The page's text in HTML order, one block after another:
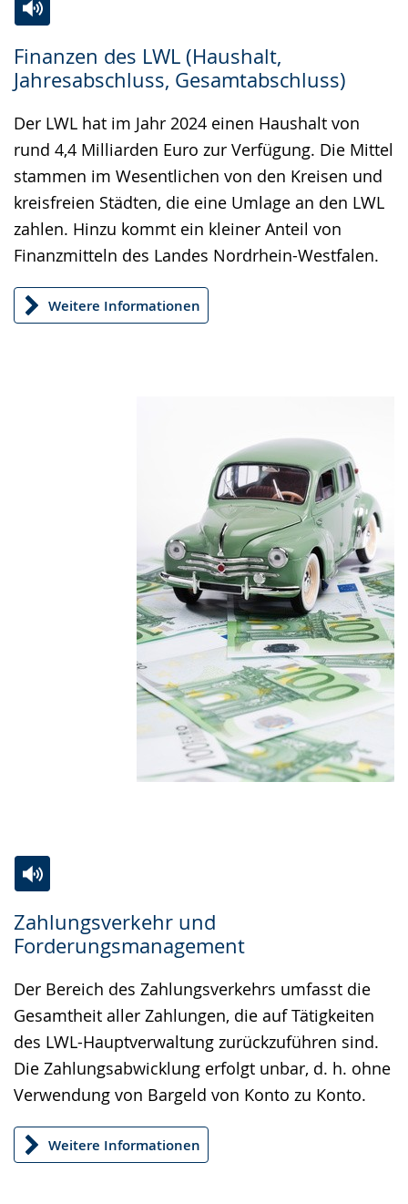
Finanzen des LWL (Haushalt,
Jahresabschluss, Gesamtabschluss)
Leichten
Sprache
wechseln.
Audio-
Unterstützung.
Video
in
Deutscher
Gebärdensprache
wird
angezeigt.
Der LWL hat im Jahr 2024 einen Haushalt von
rund 4,4 Milliarden Euro zur Verfügung. Die Mittel
stammen im Wesentlichen von den Kreisen und
kreisfreien Städten, die eine Umlage an den LWL
zahlen. Hinzu kommt ein kleiner Anteil von
Finanzmitteln des Landes Nordrhein-Westfalen.
Weitere Informationen
Zahlungsverkehr und
Forderungsmanagement
Leichten
Sprache
wechseln.
Audio-
Unterstützung.
Video
in
Deutscher
Gebärdensprache
wird
angezeigt.
Der Bereich des Zahlungsverkehrs umfasst die
Gesamtheit aller Zahlungen, die auf Tätigkeiten
des LWL-Hauptverwaltung zurückzuführen sind.
Die Zahlungsabwicklung erfolgt unbar, d. h. ohne
Verwendung von Bargeld von Konto zu Konto.
Weitere Informationen